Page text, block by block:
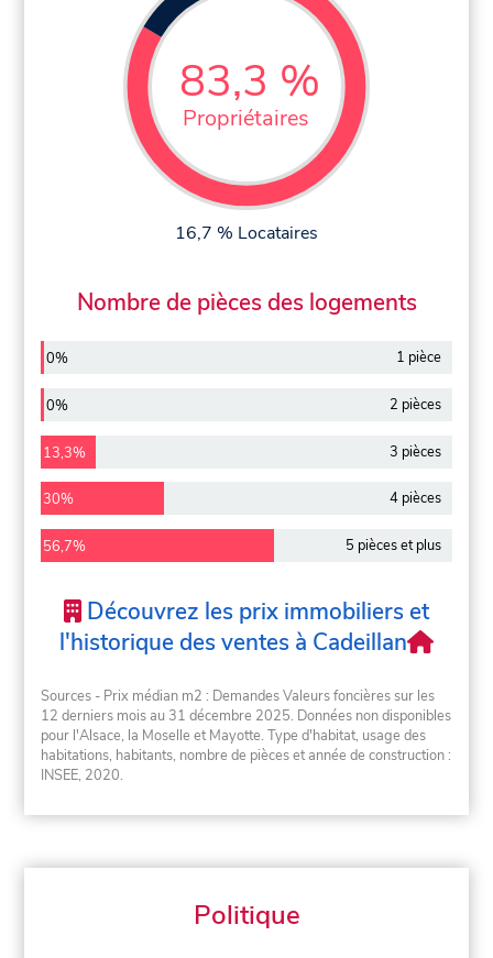
83,3 %
Propriétaires
16,7 % Locataires
Nombre de pièces des logements
0% 1 pièce
0% 2 pièces
13,3% 3 pièces
30% 4 pièces
56,7% 5 pièces et plus
Découvrez les prix immobiliers et
l'historique des ventes à Cadeillan
Sources - Prix médian m2 : Demandes Valeurs foncières sur les
12 derniers mois au 31 décembre 2025. Données non disponibles
pour l'Alsace, la Moselle et Mayotte. Type d'habitat, usage des
habitations, habitants, nombre de pièces et année de construction :
INSEE, 2020.
Politique